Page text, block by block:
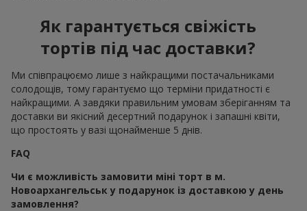
Як гарантується свіжість
тортів під час доставки?
Ми співпрацюємо лише з найкращими постачальниками
солодощів, тому гарантуємо що терміни придатності є
найкращими. А завдяки правильним умовам зберіганням та
доставки ви якісний десертний подарунок і запашні квіти,
що простоять у вазі щонайменше 5 днів.
FAQ
Чи є можливість замовити міні торт в м.
Новоархангельськ у подарунок із доставкою у день
замовлення?